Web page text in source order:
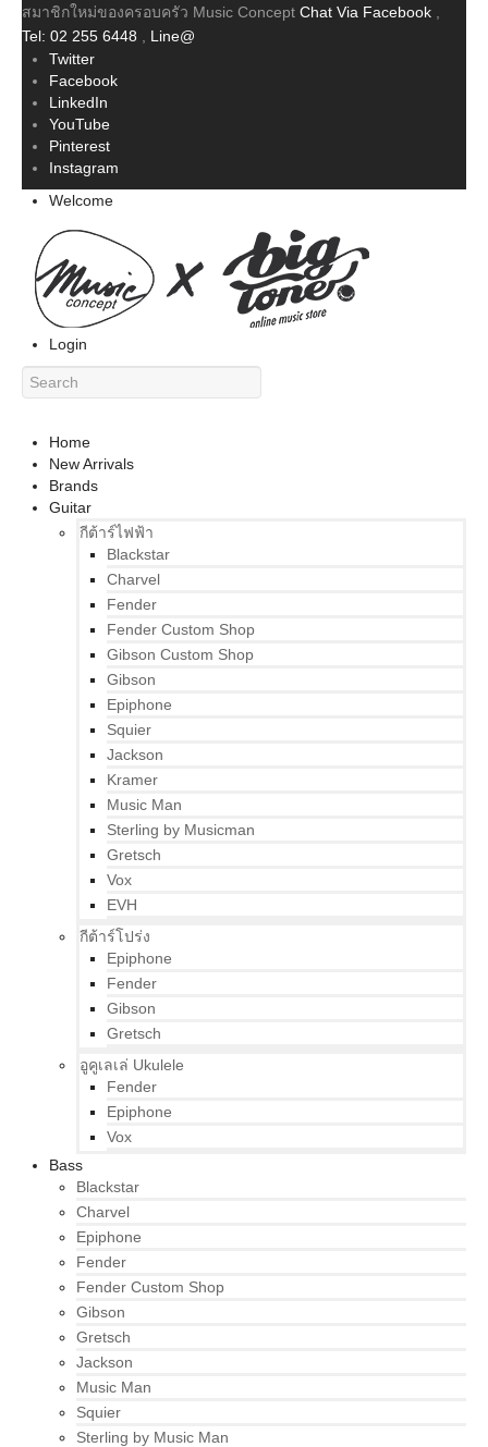
สมาชิกใหม่ของครอบครัว Music Concept Chat Via Facebook
Tel: 02 255 6448
Line@
Twitter
Facebook
LinkedIn
YouTube
Pinterest
Instagram
Welcome
Login
Home
New Arrivals
Brands
Guitar
กีต้าร์ไฟฟ้า
Blackstar
Charvel
Fender
Fender Custom Shop
Gibson Custom Shop
Gibson
Epiphone
Squier
Jackson
Kramer
Music Man
Sterling by Musicman
Gretsch
Vox
EVH
กีต้าร์โปร่ง
Epiphone
Fender
Gibson
Gretsch
อูคูเลเล่ Ukulele
Fender
Epiphone
Vox
Bass
Blackstar
Charvel
Epiphone
Fender
Fender Custom Shop
Gibson
Gretsch
Jackson
Music Man
Squier
Sterling by Music Man